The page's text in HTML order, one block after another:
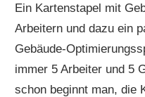
Ein Kartenstapel mit
Arbeitern und dazu ein
Gebäude-
immer 5 Arbeiter und 5
schon beginnt man, die